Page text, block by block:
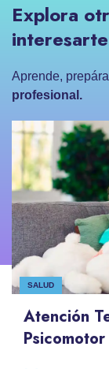
Explora
interesarte
Aprende,
profesional.
SALUD
Atención
Psicomotor